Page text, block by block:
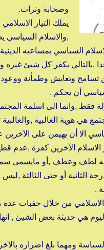
وصحابة وتراث.
يملك التيار
,والاسلام السياسي
السياسي بمساعيه
يكفر كل شيئ غيره
وتعايش وطمأنة
أن يحكم .
فقط ,وانما الى اسلمة
هي هوية الغالبية
الا أن يهيمن على
الاسلام الآخرين كفرة
لطف وعطف ,أو مايسمى
أو حتى الثالثة ,ليس
.
من خلال حفبات عدة
هي حديثة بعض الشيئ ,
ومهما بلغ اضراره